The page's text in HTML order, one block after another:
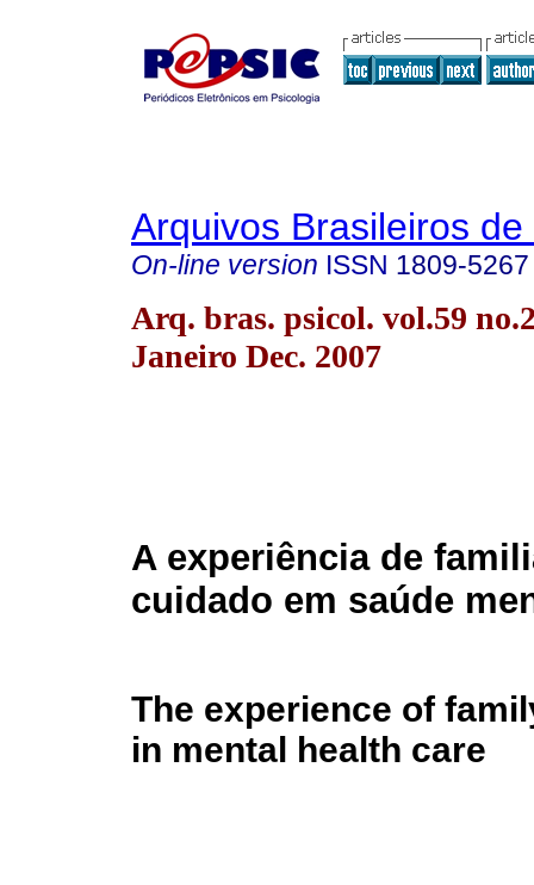
Arquivos Brasileiros
On-line version ISSN 1809-5267
Arq. bras. psicol. vol.59
Janeiro Dec. 2007
A experiência de
cuidado em saúde
The experience of
in mental health care